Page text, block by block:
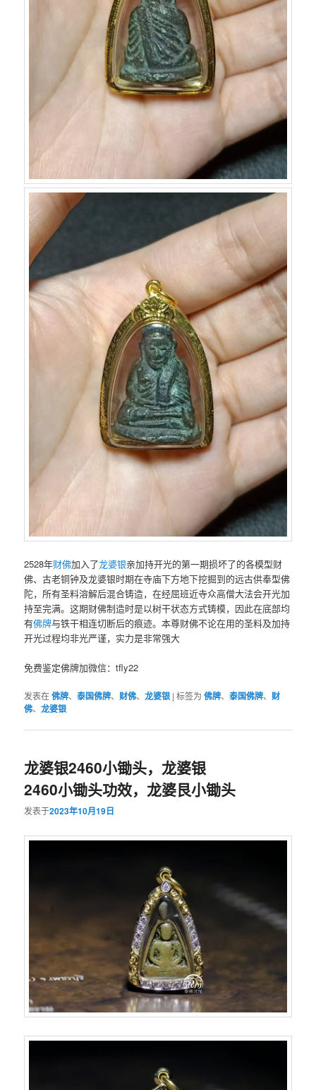
2528年财佛加入了龙婆银亲加持开光的第一期损坏了的各模型财
佛、古老铜钟及龙婆银时期在寺庙下方地下挖掘到的远古供奉型佛
陀，所有圣料溶解后混合铸造，在经屈班近寺众高僧大法会开光加
持至完满。这期财佛制造时是以树干状态方式铸模，因此在底部均
有佛牌与铁干相连切断后的痕迹。本尊财佛不论在用的圣料及加持
开光过程均非光严谨，实力是非常强大
免费鉴定佛牌加微信：tfly22
发表在佛牌、泰国佛牌、 财佛、龙婆银 |标签为 佛牌、泰国佛牌、 财
佛、龙婆银
龙婆银2460小锄头，龙婆银
2460小锄头功效，龙婆艮小锄头
发表于2023年10月19日